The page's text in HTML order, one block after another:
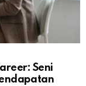
Seni